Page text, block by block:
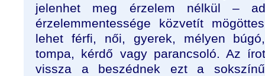
jelenhet meg érzelem nélkül –
érzelemmentessége közvetít
lehet férfi, női, gyerek, mélyen
tompa, kérdő vagy parancsoló. Az
vissza a beszédnek ezt a